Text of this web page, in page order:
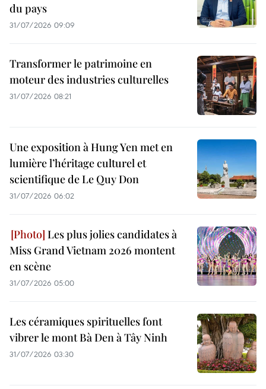
du pays
31/07/2026 09:09
Transformer le patrimoine en
moteur des industries culturelles
31/07/2026 08:21
Une exposition à Hung Yen met en
lumière l’héritage culturel et
scientifique de Le Quy Don
31/07/2026 06:02
Les plus jolies candidates à
Miss Grand Vietnam 2026 montent
en scène
31/07/2026 05:00
Les céramiques spirituelles font
vibrer le mont Bà Den à Tây Ninh
31/07/2026 03:30